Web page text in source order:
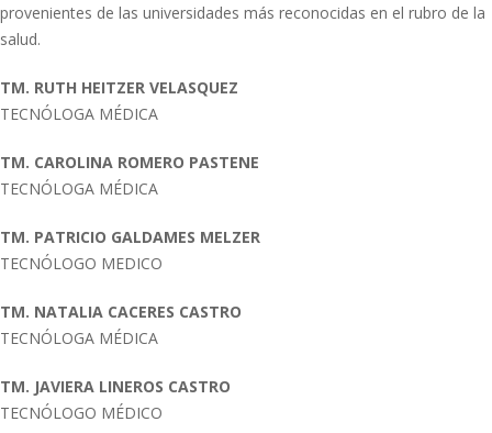
provenientes de las universidades más reconocidas en el rubro de la
salud.
TM. RUTH HEITZER VELASQUEZ
TECNÓLOGA MÉDICA
TM. CAROLINA ROMERO PASTENE
TECNÓLOGA MÉDICA
TM. PATRICIO GALDAMES MELZER
TECNÓLOGO MEDICO
TM. NATALIA CACERES CASTRO
TECNÓLOGA MÉDICA
TM. JAVIERA LINEROS CASTRO
TECNÓLOGO MÉDICO